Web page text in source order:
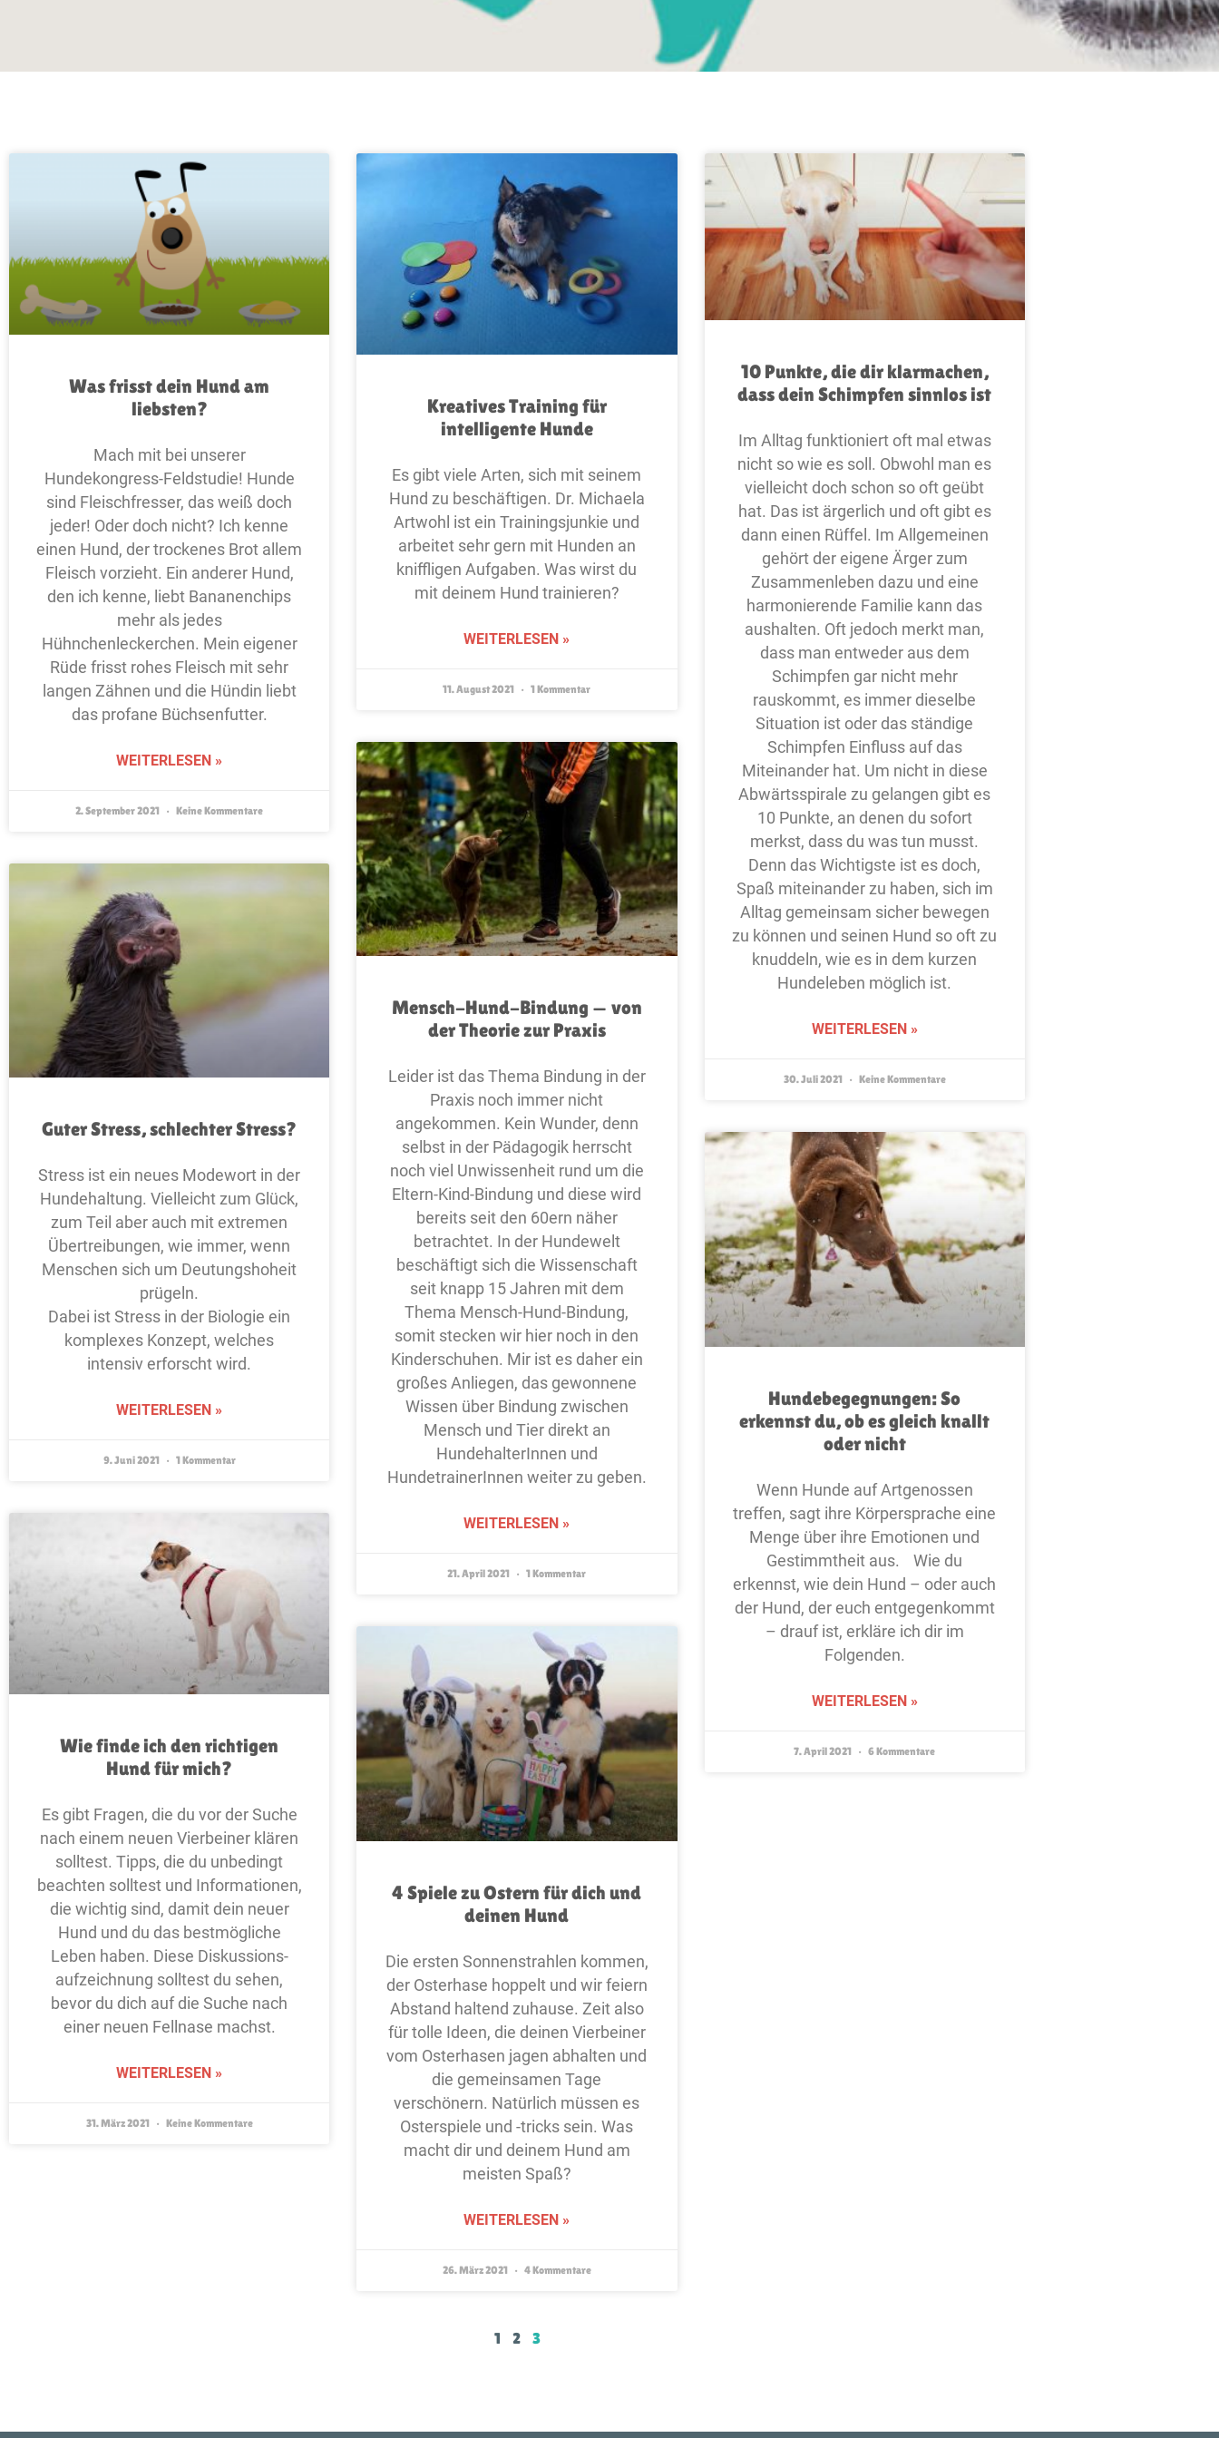
Was frisst dein Hund am
liebsten?
Mach mit bei unserer
Hundekongress-Feldstudie! Hunde
sind Fleischfresser, das weiß doch
jeder! Oder doch nicht? Ich kenne
einen Hund, der trockenes Brot allem
Fleisch vorzieht. Ein anderer Hund,
den ich kenne, liebt Bananenchips
mehr als jedes
Hühnchenleckerchen. Mein eigener
Rüde frisst rohes Fleisch mit sehr
langen Zähnen und die Hündin liebt
das profane Büchsenfutter.
WEITERLESEN »
2. September 2021 Keine Kommentare
Kreatives Training für
intelligente Hunde
Es gibt viele Arten, sich mit seinem
Hund zu beschäftigen. Dr. Michaela
Artwohl ist ein Trainingsjunkie und
arbeitet sehr gern mit Hunden an
kniffligen Aufgaben. Was wirst du
mit deinem Hund trainieren?
WEITERLESEN »
11. August 2021 1 Kommentar
10 Punkte, die dir klarmachen,
dass dein Schimpfen sinnlos ist
Im Alltag funktioniert oft mal etwas
nicht so wie es soll. Obwohl man es
vielleicht doch schon so oft geübt
hat. Das ist ärgerlich und oft gibt es
dann einen Rüffel. Im Allgemeinen
gehört der eigene Ärger zum
Zusammenleben dazu und eine
harmonierende Familie kann das
aushalten. Oft jedoch merkt man,
dass man entweder aus dem
Schimpfen gar nicht mehr
rauskommt, es immer dieselbe
Situation ist oder das ständige
Schimpfen Einfluss auf das
Miteinander hat. Um nicht in diese
Abwärtsspirale zu gelangen gibt es
10 Punkte, an denen du sofort
merkst, dass du was tun musst.
Denn das Wichtigste ist es doch,
Spaß miteinander zu haben, sich im
Alltag gemeinsam sicher bewegen
zu können und seinen Hund so oft zu
knuddeln, wie es in dem kurzen
Hundeleben möglich ist.
WEITERLESEN »
30. Juli 2021 Keine Kommentare
Guter Stress, schlechter Stress?
Stress ist ein neues Modewort in der
Hundehaltung. Vielleicht zum Glück,
zum Teil aber auch mit extremen
Übertreibungen, wie immer, wenn
Menschen sich um Deutungshoheit
prügeln.
Dabei ist Stress in der Biologie ein
komplexes Konzept, welches
intensiv erforscht wird.
WEITERLESEN »
9. Juni 2021 1 Kommentar
Mensch-Hund-Bindung — von
der Theorie zur Praxis
Leider ist das Thema Bindung in der
Praxis noch immer nicht
angekommen. Kein Wunder, denn
selbst in der Pädagogik herrscht
noch viel Unwissenheit rund um die
Eltern-Kind-Bindung und diese wird
bereits seit den 60ern näher
betrachtet. In der Hundewelt
beschäftigt sich die Wissenschaft
seit knapp 15 Jahren mit dem
Thema Mensch-Hund-Bindung,
somit stecken wir hier noch in den
Kinderschuhen. Mir ist es daher ein
großes Anliegen, das gewonnene
Wissen über Bindung zwischen
Mensch und Tier direkt an
HundehalterInnen und
HundetrainerInnen weiter zu geben.
WEITERLESEN »
21. April 2021 1 Kommentar
Hundebegegnungen: So
erkennst du, ob es gleich knallt
oder nicht
Wenn Hunde auf Artgenossen
treffen, sagt ihre Körpersprache eine
Menge über ihre Emotionen und
Gestimmtheit aus. Wie du
erkennst, wie dein Hund – oder auch
der Hund, der euch entgegenkommt
– drauf ist, erkläre ich dir im
Folgenden.
WEITERLESEN »
7. April 2021 6 Kommentare
Wie finde ich den richtigen
Hund für mich?
Es gibt Fragen, die du vor der Suche
nach einem neuen Vierbeiner klären
solltest. Tipps, die du unbedingt
beachten solltest und Informationen,
die wichtig sind, damit dein neuer
Hund und du das bestmögliche
Leben haben. Diese Diskussions­
aufzeichnung solltest du sehen,
bevor du dich auf die Suche nach
einer neuen Fellnase machst.
WEITERLESEN »
31. März 2021 Keine Kommentare
4 Spiele zu Ostern für dich und
deinen Hund
Die ersten Sonnenstrahlen kommen,
der Osterhase hoppelt und wir feiern
Abstand haltend zuhause. Zeit also
für tolle Ideen, die deinen Vierbeiner
vom Osterhasen jagen abhalten und
die gemeinsamen Tage
verschönern. Natürlich müssen es
Osterspiele und -tricks sein. Was
macht dir und deinem Hund am
meisten Spaß?
WEITERLESEN »
26. März 2021 4 Kommentare
1 2 3